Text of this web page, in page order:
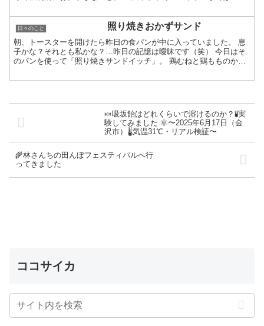
日々のこと 照り焼きおかずサンド
朝、トースターを開けたら昨日の食パンが中に入っていました。 息
子かな？それとも私かな？…昨日の記憶は曖昧です（笑） 今日はそ
のパンを使って「照り焼きサンドイッチ」。 鶏むねと鶏もものかた
🍬吸坂飴はどれくらいで溶けるのか？🧪実
験してみました 🌞〜2025年6月17日（金
沢市）🌡️気温31℃・リアル検証〜
🌾林さんちの田んぼフェスティバルへ行
ってきました
ココサイカ